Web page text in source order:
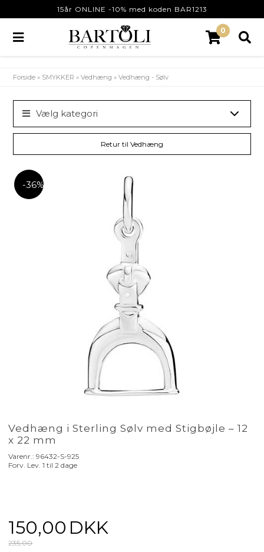
15år ONLINE -10% med koden BAR1213
0
Forside » SMYKKER »Vedhæng »Vedhæng - Sølv
Vælg kategori
Retur til Vedhæng
-36%
Vedhæng i Sterling Sølv med Stigbøjle – 12
x 22 mm
Varenr.:96432-S-925
Forv. Lev. 1 til 2 dage
150,00 DKK
235,00